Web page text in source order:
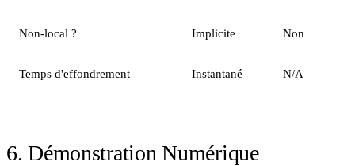
Non-local ? Implicite Non
Temps d'effondrement Instantané N/A
6. Démonstration Numérique